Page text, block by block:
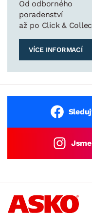
Od odborného
poradenství
až po Click &
VÍCE INFORMACÍ